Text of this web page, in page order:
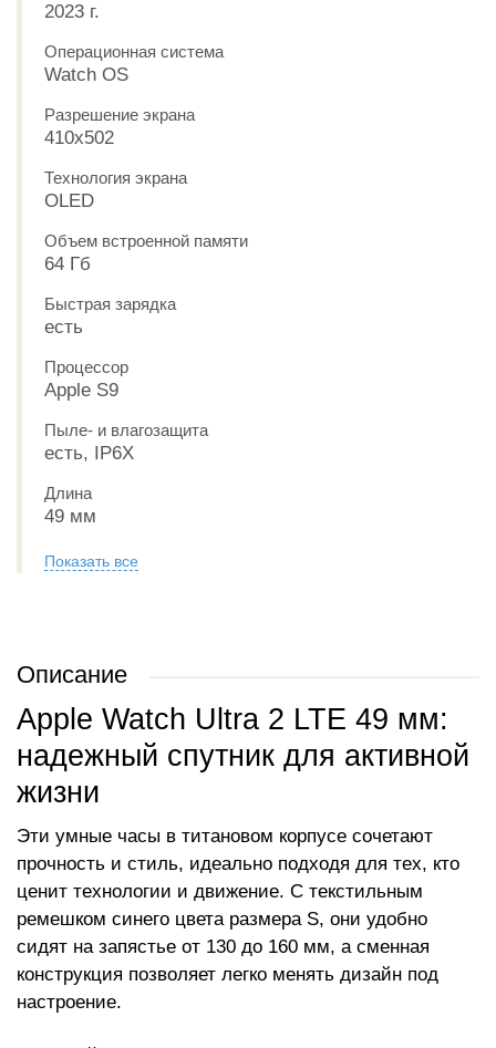
2023 г.
Операционная система
Watch OS
Разрешение экрана
410x502
Технология экрана
OLED
Объем встроенной памяти
64 Гб
Быстрая зарядка
есть
Процессор
Apple S9
Пыле- и влагозащита
есть, IP6X
Длина
49 мм
Показать все
Описание
Apple Watch Ultra 2 LTE 49 мм:
надежный спутник для активной
жизни
Эти умные часы в титановом корпусе сочетают
прочность и стиль, идеально подходя для тех, кто
ценит технологии и движение. С текстильным
ремешком синего цвета размера S, они удобно
сидят на запястье от 130 до 160 мм, а сменная
конструкция позволяет легко менять дизайн под
настроение.